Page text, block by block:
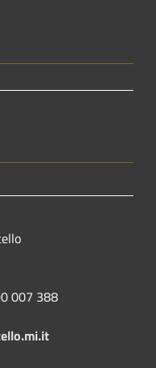
007 388